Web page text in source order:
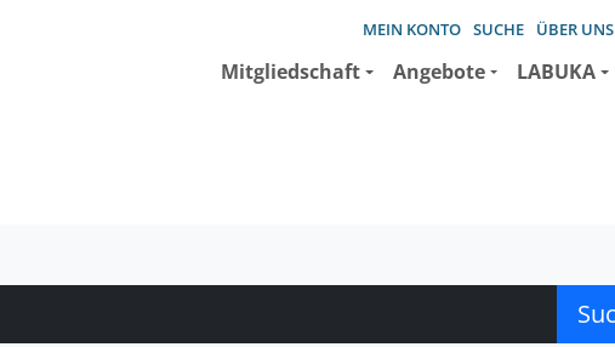
MEIN KONTO SUCHE ÜBER UNS
Mitgliedschaft Angebote LABUKA